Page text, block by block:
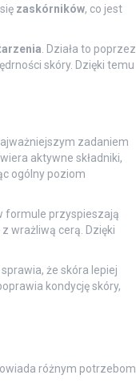
zaskórników, co jest
. Działa to poprzez
skóry. Dzięki temu
zadaniem
aktywne składniki,
ogólny poziom
formule przyspieszają
wrażliwą cerą. Dzięki
sprawia, że skóra lepiej
kondycję skóry,
różnym potrzebom